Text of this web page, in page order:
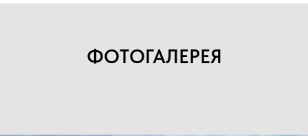
ФОТОГАЛЕРЕЯ
Загрузить файлы